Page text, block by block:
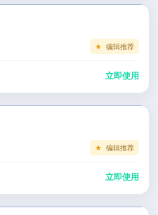
编辑推荐
立即使用
编辑推荐
立即使用